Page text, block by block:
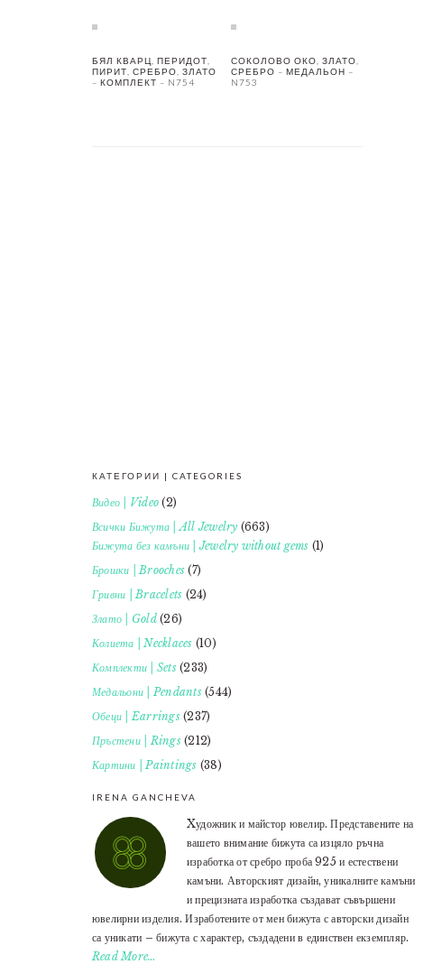
БЯЛ КВАРЦ, ПЕРИДОТ,
ПИРИТ, СРЕБРО, ЗЛАТО
– КОМПЛЕКТ – N754
СОКОЛОВО ОКО, ЗЛАТО,
СРЕБРО – МЕДАЛЬОН –
N753
КАТЕГОРИИ | CATEGORIES
Видео | Video (2)
Всички Бижута | All Jewelry (663)
Бижута без камъни | Jewelry without gems (1)
Брошки | Brooches (7)
Гривни | Bracelets (24)
Злато | Gold(26)
Колиета | Necklaces (10)
Комплекти | Sets(233)
Медальони | Pendants(544)
Обеци | Earrings(237)
Пръстени | Rings(212)
Картини | Paintings (38)
IRENA GANCHEVA
Xудожник и майстор ювелир. Представените на
вашето внимание бижута са изцяло ръчна
изработка от сребро проба 925 и естествени
камъни. Авторският дизайн, уникалните камъни
и прецизната изработка създават съвършени
ювелирни изделия. Изработените от мен бижута с авторски дизайн
са уникати – бижута с характер, създадени в единствен екземпляр.
Read More…